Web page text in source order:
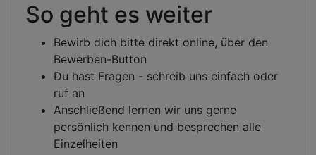
So geht es weiter
Bewirb dich bitte direkt online, über den
Bewerben-Button
Du hast Fragen - schreib uns einfach oder
ruf an
Anschließend lernen wir uns gerne
persönlich kennen und besprechen alle
Einzelheiten